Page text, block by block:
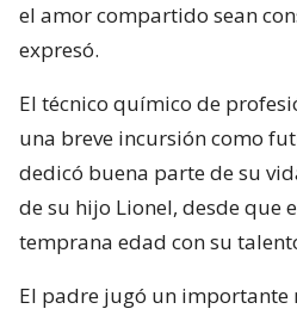
el amor compartido sean
expresó.
El técnico químico de
una breve incursión como
dedicó buena parte de su
de su hijo Lionel, desde que
temprana edad con su
El padre jugó un importante